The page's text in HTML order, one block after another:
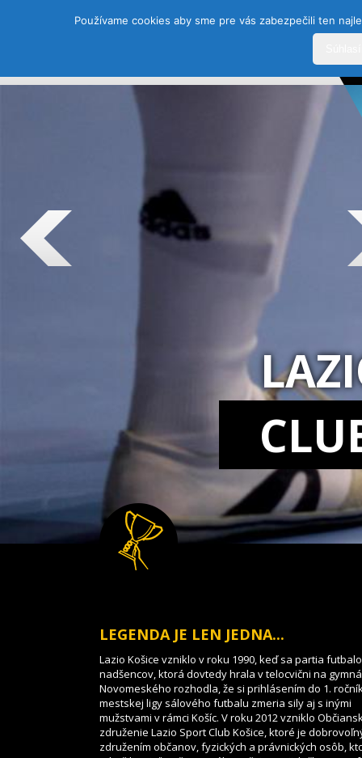
LEGENDA JE LEN JEDNA...
Lazio Košice vzniklo v roku 1990, keď sa partia
nadšencov, ktorá dovtedy hrala v telocvični na
Novomeského rozhodla, že si prihlásením do 1.
mestskej ligy sálového futbalu zmeria sily aj s inými
mužstvami v rámci Košíc. V roku 2012 vzniklo
združenie Lazio Sport Club Košice, ktoré je
združením občanov, fyzických a právnických osôb,
Používame cookies aby sme pre vás zabezpečili ten